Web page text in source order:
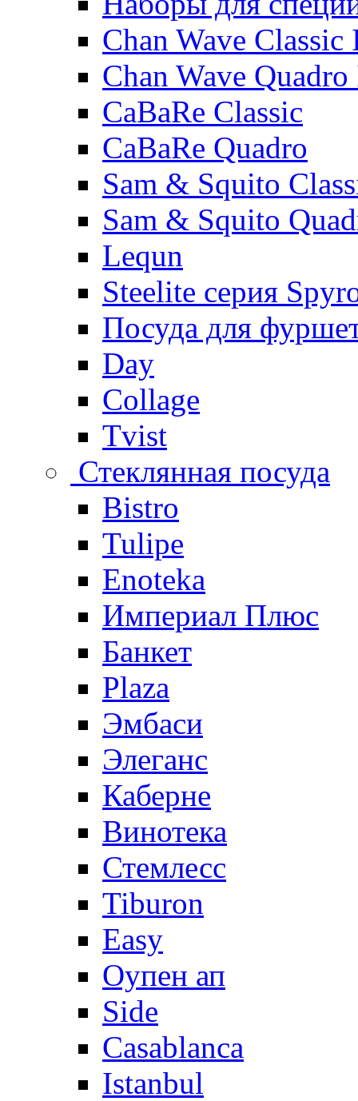
Chan Wave
Chan Wave
CaBaRe Classic
CaBaRe Quadro
Sam & Squito
Sam & Squito
Lequn
Steelite серия
Посуда для
Day
Collage
Tvist
Стеклянная посуда
Bistro
Tulipe
Enoteka
Империал Плюс
Банкет
Plaza
Эмбаси
Элеганс
Каберне
Винотека
Стемлесс
Tiburon
Easy
Оупен ап
Side
Casablanca
Istanbul